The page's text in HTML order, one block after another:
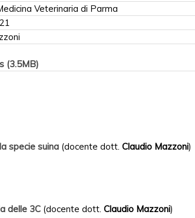
Veterinaria di Parma
(3.5MB)
specie suina (docente dott. Claudio Mazzoni)
delle 3C (docente dott. Claudio Mazzoni)